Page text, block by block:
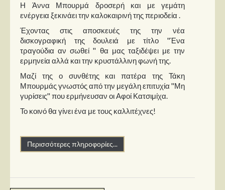
Η Άννα Μπουρμά δροσερή και με γεμάτη
ενέργεια ξεκινάει την καλοκαιρινή της περιοδεία .
Έχοντας στις αποσκευές της την νέα
δισκογραφική της δουλειά με τίτλο ''Ένα
τραγούδια αν σωθεί '' θα μας ταξιδέψει με την
ερμηνεία αλλά και την κρυστάλλινη φωνή της.
Μαζί της ο συνθέτης και πατέρα της Τάκη
Μπουρμάς γνωστός από την μεγάλη επιτυχία ''Μη
γυρίσεις'' που ερμήνευσαν οι Αφοί Κατσιμίχα.
Το κοινό θα γίνει ένα με τους καλλιτέχνες!
Περισσότερες πληροφορίες...